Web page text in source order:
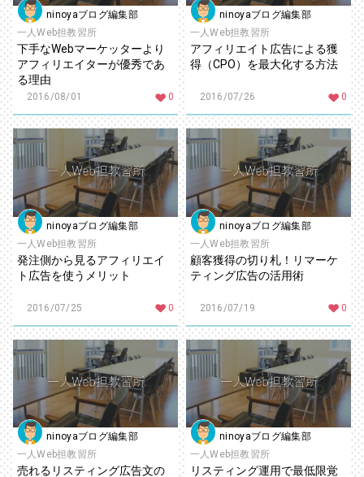
ninoyaブログ編集部
2016/08/01
一人Web担教習所
下手なWebマーケッターより
アフィリエイターが優秀であ
る理由
0
ninoyaブログ編集部
2016/07/26
一人Web担教習所
アフィリエイト広告による獲
得（CPO）を最大化する方法
0
ninoyaブログ編集部
2016/07/25
一人Web担教習所
発注側から見るアフィリエイ
ト広告を使うメリット
0
ninoyaブログ編集部
2016/07/19
一人Web担教習所
顧客獲得の切り札！リマーケ
ティング広告の活用術
0
ninoyaブログ編集部
一人Web担教習所
売れるリスティング広告文の
ninoyaブログ編集部
一人Web担教習所
リスティング運用で最低限覚